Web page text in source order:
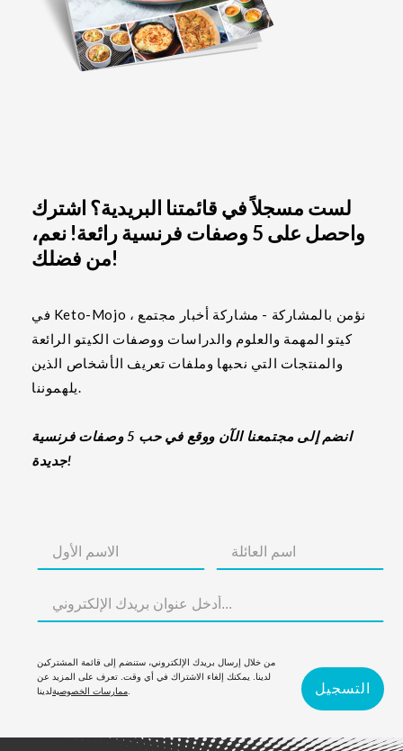
لست مسجلاً في قائمتنا البريدية؟ اشترك
واحصل على 5 وصفات فرنسية رائعة! نعم،
من فضلك!
في Keto-Mojo ، نؤمن بالمشاركة - مشاركة أخبار مجتمع
كيتو المهمة والعلوم والدراسات ووصفات الكيتو الرائعة
والمنتجات التي نحبها وملفات تعريف الأشخاص الذين
يلهموننا.
انضم إلى مجتمعنا الآن ووقع في حب 5 وصفات فرنسية
جديدة!
من خلال إرسال بريدك الإلكتروني، ستنضم إلى قائمة المشتركين
لدينا. يمكنك إلغاء الاشتراك في أي وقت. تعرف على المزيد عن
ممارسات الخصوصية
التسجيل